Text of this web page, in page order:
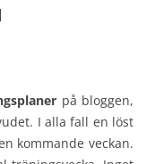
på bloggen,
I alla fall en löst
kommande veckan.